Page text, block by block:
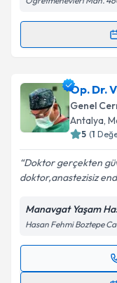
Metni'ni
kapsamda
Randevu
Op. Dr.
oluşturun. Size
takvim
Kişisel
Metni'ni
kapsamda
Op. Dr.
Genel
Antalya,
5 (1
Doktor gerçekten
doktor,anastezisiz
Manavgat Yaşam
Hasan Fehmi Boztepe
Randevu